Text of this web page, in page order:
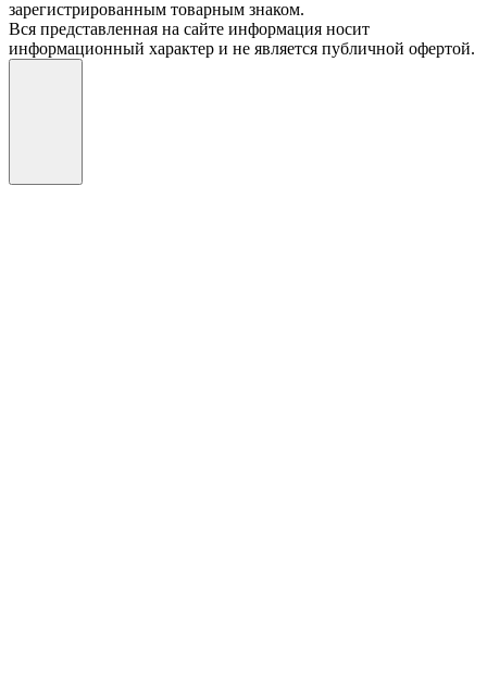
зарегистрированным товарным знаком.
Вся представленная на сайте информация носит
информационный характер и не является публичной офертой.